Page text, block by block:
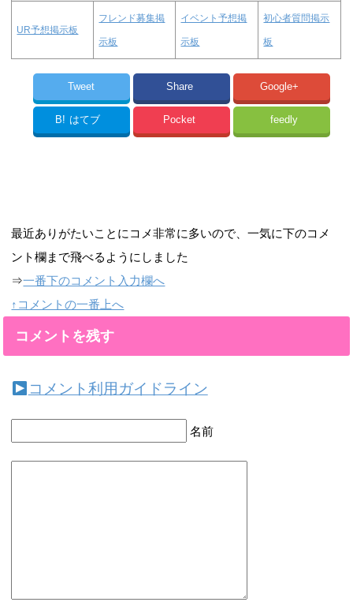
UR予想掲示板
フレンド募集掲
示板
イベント予想掲
示板
初心者質問掲示
板
Tweet Share Google+
B! はてブ Pocket feedly
最近ありがたいことにコメ非常に多いので、一気に下のコメ
ント欄まで飛べるようにしました
⇒一番下のコメント入力欄へ
↑コメントの一番上へ
コメントを残す
コメント利用ガイドライン
名前